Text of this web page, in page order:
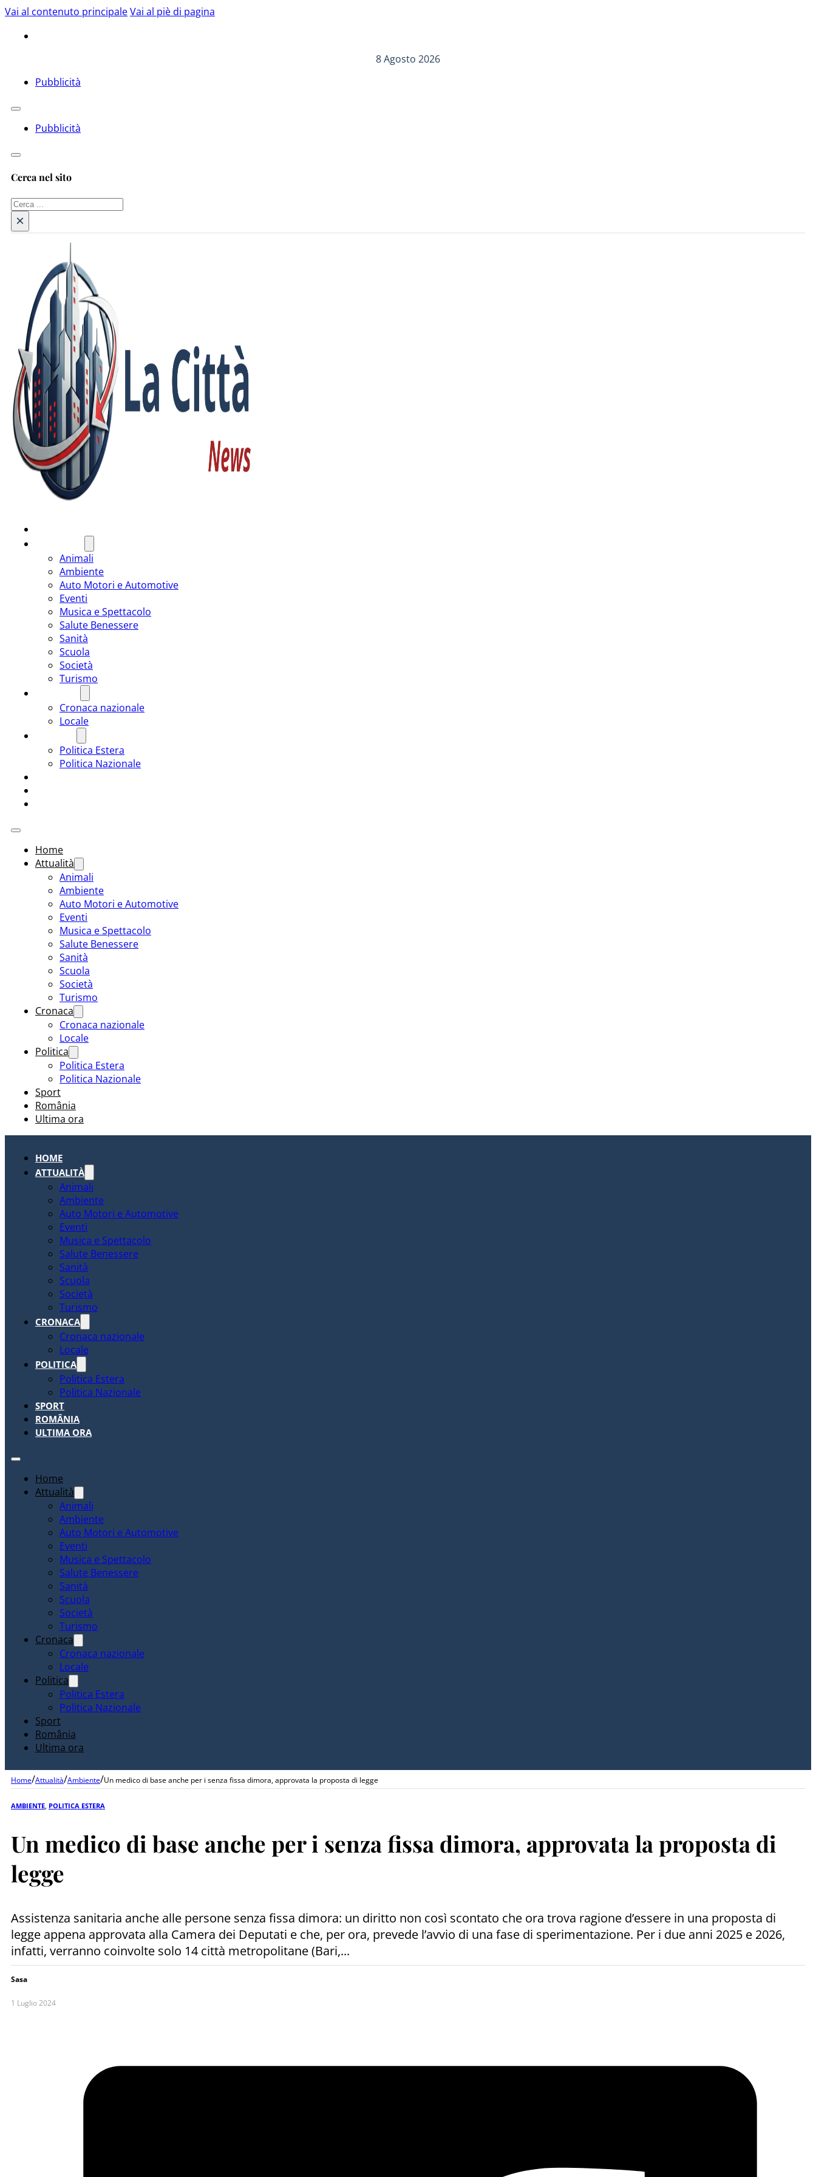
Vai al contenuto principaleVai al piè di pagina
8 Agosto 2026
Pubblicità
Pubblicità
Cerca nel sito
Cerca
×
Animali
Ambiente
Auto Motori e Automotive
Eventi
Musica e Spettacolo
Salute Benessere
Sanità
Scuola
Società
Turismo
Cronaca nazionale
Locale
Politica Estera
Politica Nazionale
Home
Attualità
Animali
Ambiente
Auto Motori e Automotive
Eventi
Musica e Spettacolo
Salute Benessere
Sanità
Scuola
Società
Turismo
Cronaca
Cronaca nazionale
Locale
Politica
Politica Estera
Politica Nazionale
Sport
România
Ultima ora
HOME
ATTUALITÀ
Animali
Ambiente
Auto Motori e Automotive
Eventi
Musica e Spettacolo
Salute Benessere
Sanità
Scuola
Società
Turismo
CRONACA
Cronaca nazionale
Locale
POLITICA
Politica Estera
Politica Nazionale
SPORT
ROMÂNIA
ULTIMA ORA
Home
Attualità
Animali
Ambiente
Auto Motori e Automotive
Eventi
Musica e Spettacolo
Salute Benessere
Sanità
Scuola
Società
Turismo
Cronaca
Cronaca nazionale
Locale
Politica
Politica Estera
Politica Nazionale
Sport
România
Ultima ora
Home/Attualità/Ambiente/Un medico di base anche per i senza fissa dimora, approvata la proposta di legge
AMBIENTE POLITICA ESTERA
Un medico di base anche per i senza fissa dimora, approvata la proposta di
legge
Assistenza sanitaria anche alle persone senza fissa dimora: un diritto non così scontato che ora trova ragione d’essere in una proposta di
legge appena approvata alla Camera dei Deputati e che, per ora, prevede l’avvio di una fase di sperimentazione. Per i due anni 2025 e 2026,
infatti, verranno coinvolte solo 14 città metropolitane (Bari,...
Sasa
1 Luglio 2024